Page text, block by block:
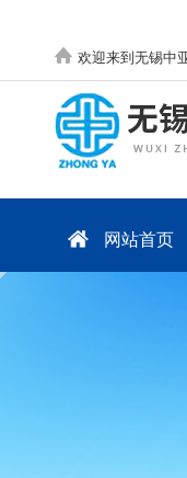
欢迎来到无锡中
网站首页